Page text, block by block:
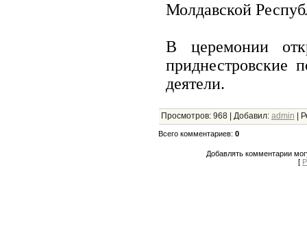
Молдавской
В церемонии
приднестровские
деятели.
Просмотров: 968| Добавил: admin |
Всего комментариев: 0
Добавлять комментарии
[